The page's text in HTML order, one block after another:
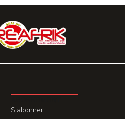
S'abonner